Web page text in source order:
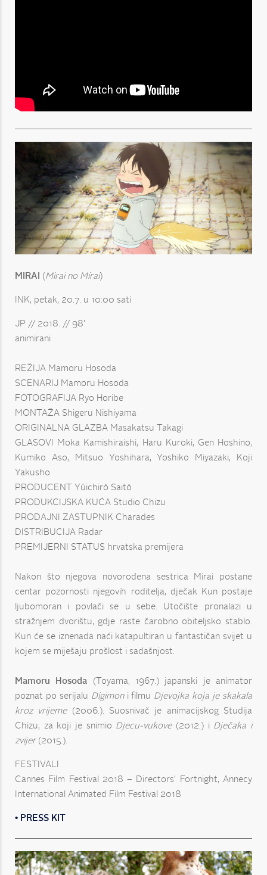
MIRAI ( Mirai no Mirai)
INK, petak, 20.7. u 10:00 sati
JP // 2018. // 98'
animirani
REŽIJA Mamoru Hosoda
SCENARIJ Mamoru Hosoda
FOTOGRAFIJA Ryo Horibe
MONTAŽA Shigeru Nishiyama
ORIGINALNA GLAZBA Masakatsu Takagi
GLASOVI Moka Kamishiraishi, Haru Kuroki, Gen Hoshino,
Kumiko Aso, Mitsuo Yoshihara, Yoshiko Miyazaki, Koji
Yakusho
PRODUCENT Yûichirô Saitô
PRODUKCIJSKA KUĆA Studio Chizu
PRODAJNI ZASTUPNIK Charades
DISTRIBUCIJA Radar
PREMIJERNI STATUS hrvatska premijera
Nakon što njegova novorođena sestrica Mirai postane
centar pozornosti njegovih roditelja, dječak Kun postaje
ljubomoran i povlači se u sebe. Utočište pronalazi u
stražnjem dvorištu, gdje raste čarobno obiteljsko stablo.
Kun će se iznenada naći katapultiran u fantastičan svijet u
kojem se miješaju prošlost i sadašnjost.
Mamoru Hosoda (Toyama, 1967.) japanski je animator
poznat po serijalu Digimoni filmu Djevojka koja je skakala
kroz vrijeme(2006.). Suosnivač je animacijskog Studija
Chizu, za koji je snimio Djecu-vukove(2012.) i Dječaka i
zvijer(2015.).
FESTIVALI
Cannes Film Festival 2018 – Directors' Fortnight, Annecy
International Animated Film Festival 2018
• PRESS KIT